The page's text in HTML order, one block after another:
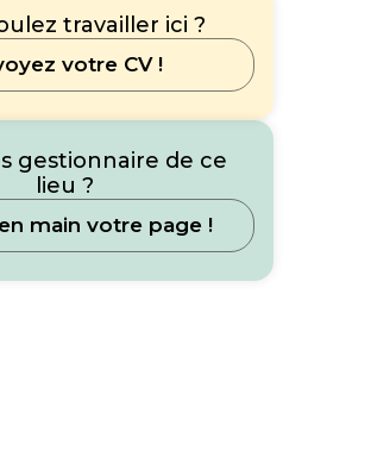
travailler ici ?
votre CV !
gestionnaire de ce
lieu ?
main votre page !